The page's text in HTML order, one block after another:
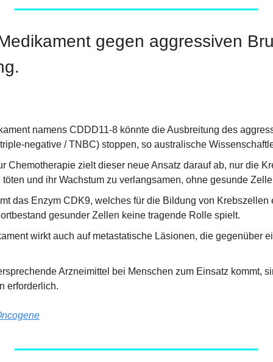
gegen aggressiven
namens CDDD11-8 könnte die Ausbreitung des
negative / TNBC) stoppen, so australische
Chemotherapie zielt dieser neue Ansatz darauf ab, nur die
und ihr Wachstum zu verlangsamen, ohne gesunde
das Enzym CDK9, welches für die Bildung von Krebszellen
gesunder Zellen keine tragende Rolle spielt.
wirkt auch auf metastatische Läsionen, die gegenüber
Arzneimittel bei Menschen zum Einsatz kommt,
erforderlich.